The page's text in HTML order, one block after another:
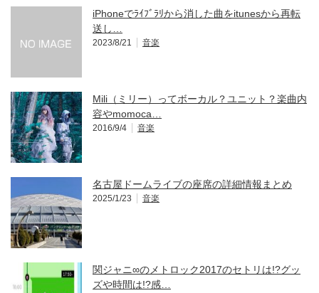
iPhoneでﾗｲﾌﾞﾗﾘから消した曲をitunesから再転
送し…
2023/8/21 音楽
Mili（ミリー）ってボーカル？ユニット？楽曲内
容やmomoca…
2016/9/4 音楽
名古屋ドームライブの座席の詳細情報まとめ
2025/1/23 音楽
関ジャニ∞のメトロック2017のセトリは!?グッ
ズや時間は!?感…